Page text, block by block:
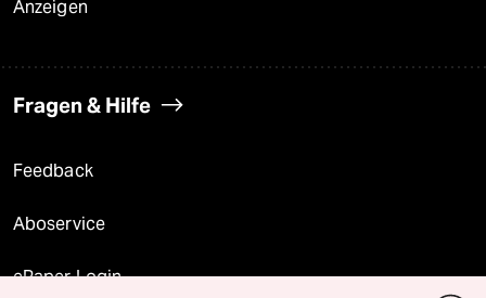
Anzeigen
Fragen & Hilfe
Feedback
Aboservice
ePaper Login